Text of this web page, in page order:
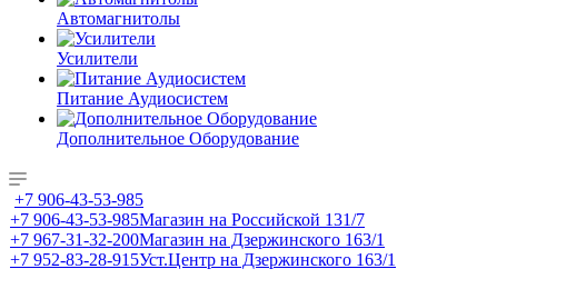
Автомагнитолы
Усилители
Питание Аудиосистем
Дополнительное Оборудование
+7 906-43-53-985
+7 906-43-53-985Магазин на Российской 131/7
+7 967-31-32-200Магазин на Дзержинского 163/1
+7 952-83-28-915Уст.Центр на Дзержинского 163/1